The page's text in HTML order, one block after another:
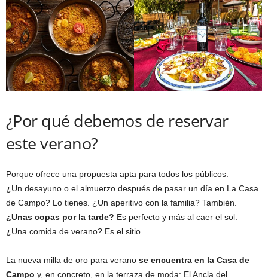
¿Por qué debemos de reservar
este verano?
Porque ofrece una propuesta apta para todos los públicos.
¿Un desayuno o el almuerzo después de pasar un día en La Casa
de Campo? Lo tienes. ¿Un aperitivo con la familia? También.
¿Unas copas por la tarde? Es perfecto y más al caer el sol.
¿Una comida de verano? Es el sitio.
La nueva milla de oro para verano se encuentra en la Casa de
Campo y, en concreto, en la terraza de moda: El Ancla del